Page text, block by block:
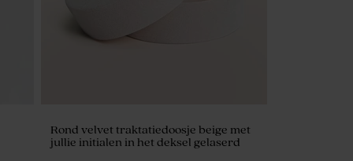
Rond velvet traktatiedoosje beige met
jullie initialen in het deksel gelaserd